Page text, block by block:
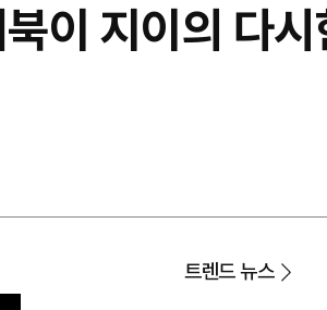
이 지이의 다시
트렌드 뉴스